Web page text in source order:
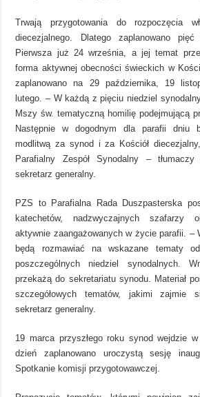
Trwają przygotowania do rozpoczęcia
diecezjalnego. Dlatego zaplanowano pięć
Pierwsza już 24 września, a jej temat
forma aktywnej obecności świeckich w
zaplanowano na 29 października, 19
lutego. – W każdą z pięciu niedziel
Mszy św. tematyczną homilię podejmującą
Następnie w dogodnym dla parafii dniu
modlitwą za synod i za Kościół
Parafialny Zespół Synodalny –
sekretarz generalny.
PZS to Parafialna Rada Duszpasterska
katechetów, nadzwyczajnych szafarzy
aktywnie zaangażowanych w życie parafii. –
będą rozmawiać na wskazane tematy
poszczególnych niedziel synodalnych.
przekażą do sekretariatu synodu. Materiał
szczegółowych tematów, jakimi zajmie
sekretarz generalny.
19 marca przyszłego roku synod wejdzie
dzień zaplanowano uroczystą sesję
Spotkanie komisji przygotowawczej.